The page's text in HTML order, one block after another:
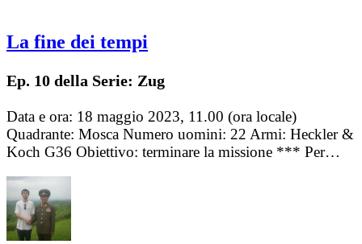
La fine dei tempi
Ep. 10 della Serie: Zug
Data e ora: 18 maggio 2023, 11.00 (ora locale)
Quadrante: Mosca Numero uomini: 22 Armi: Heckler &
Koch G36 Obiettivo: terminare la missione *** Per…